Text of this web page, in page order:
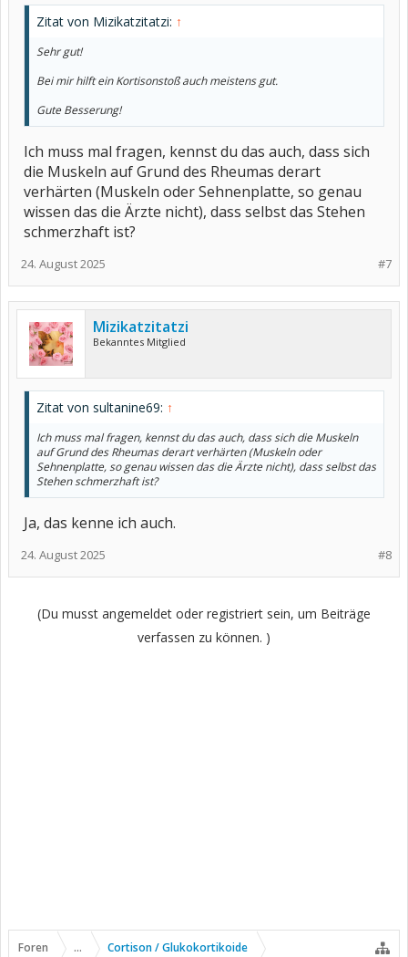
Zitat von Mizikatzitatzi: ↑
Sehr gut!
Bei mir hilft ein Kortisonstoß auch meistens gut.
Gute Besserung!
Ich muss mal fragen, kennst du das auch, dass sich
die Muskeln auf Grund des Rheumas derart
verhärten (Muskeln oder Sehnenplatte, so genau
wissen das die Ärzte nicht), dass selbst das Stehen
schmerzhaft ist?
#7
24. August 2025
Mizikatzitatzi
Bekanntes Mitglied
Zitat von sultanine69: ↑
Ich muss mal fragen, kennst du das auch, dass sich die Muskeln
auf Grund des Rheumas derart verhärten (Muskeln oder
Sehnenplatte, so genau wissen das die Ärzte nicht), dass selbst das
Stehen schmerzhaft ist?
Ja, das kenne ich auch.
#8
24. August 2025
(Du musst angemeldet oder registriert sein, um Beiträge
verfassen zu können. )
Foren ... Cortison / Glukokortikoide